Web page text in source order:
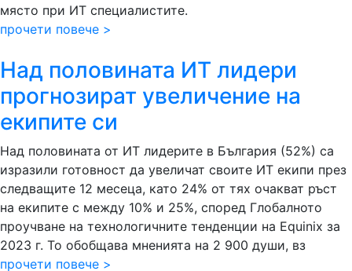
място при ИТ специалистите.
прочети повече >
Над половината ИТ лидери
прогнозират увеличение на
екипите си
Над половината от ИТ лидерите в България (52%) са
изразили готовност да увеличат своите ИТ екипи през
следващите 12 месеца, като 24% от тях очакват ръст
на екипите с между 10% и 25%, според Глобалното
проучване на технологичните тенденции на Equinix за
2023 г. То обобщава мненията на 2 900 души, вз
прочети повече >